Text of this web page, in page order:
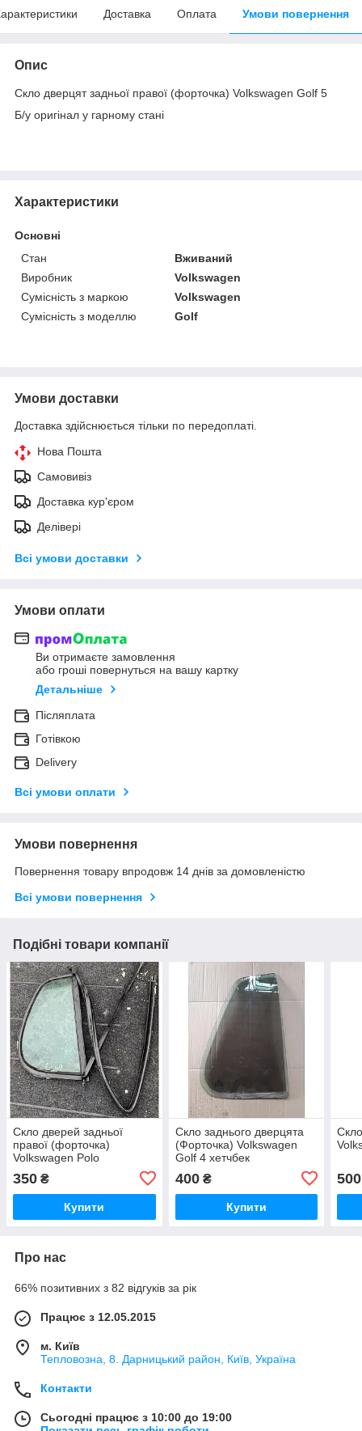
Доставка Оплата Умови повернення
Опис
Скло дверцят задньої правої (форточка) Volkswagen Golf 5
Б/у оригінал у гарному стані
Характеристики
Основні
Стан
Вживаний
Виробник
Volkswagen
Сумісність з маркою
Volkswagen
Сумісність з моделлю
Golf
Умови доставки
Доставка здійснюється тільки по передоплаті.
Нова Пошта
Самовивіз
Доставка кур'єром
Делівері
Всі умови доставки
Умови оплати
Ви отримаєте замовлення
або гроші повернуться на вашу картку
Детальніше
Післяплата
Готівкою
Delivery
Всі умови оплати
Умови повернення
Повернення товару впродовж 14 днів за домовленістю
Всі умови повернення
Подібні товари компанії
Скло дверей задньої
правої (форточка)
Volkswagen Polo
350 ₴
Купити
Скло заднього дверцята
(Форточка) Volkswagen
Golf 4 хетчбек
400₴
Купити
500
Про нас
66% позитивних з 82 відгуків за рік
Працює з 12.05.2015
м. Київ
Тепловозна, 8. Дарницький район, Київ, Україна
Контакти
Сьогодні працює з 10:00 до 19:00